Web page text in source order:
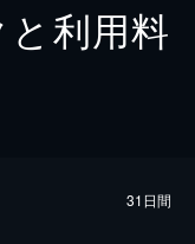
利用料
31日間